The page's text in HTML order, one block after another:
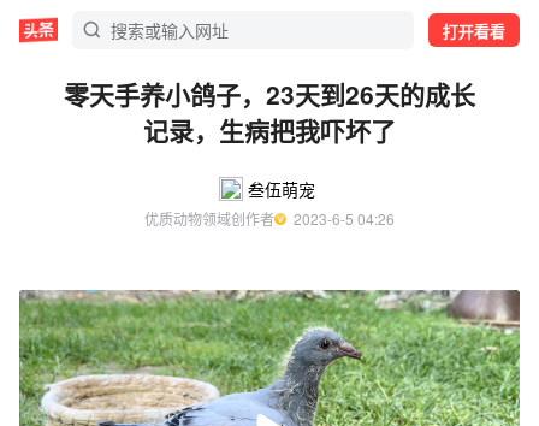
打开看看
零天手养小鸽子，23天到26天的成长
记录，生病把我吓坏了
叁伍萌宠
优质动物领域创作者
  2023-6-5 04:26